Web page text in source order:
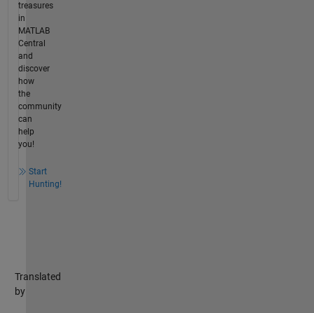
treasures
in
MATLAB
Central
and
discover
how
the
community
can
help
you!
Start
Hunting!
Translated
by